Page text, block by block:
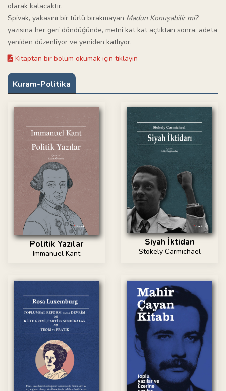
olarak kalacaktır.
Spivak, yakasını bir türlü bırakmayan Madun Konuşabilir mi?
yazısına her geri döndüğünde, metni kat kat açtıktan sonra, adeta
yeniden düzenliyor ve yeniden katlıyor.
Kitaptan bir bölüm okumak için tıklayın
Kuram-Politika
Politik Yazılar
Immanuel Kant
Siyah İktidarı
Stokely Carmichael